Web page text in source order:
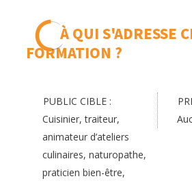
À QUI S'ADRESSE
FORMATION ?
PUBLIC CIBLE :
Cuisinier, traiteur,
animateur d’ateliers
culinaires, naturopathe,
praticien bien-être,